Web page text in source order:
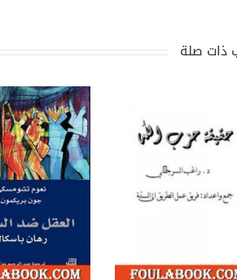
ذات صلة